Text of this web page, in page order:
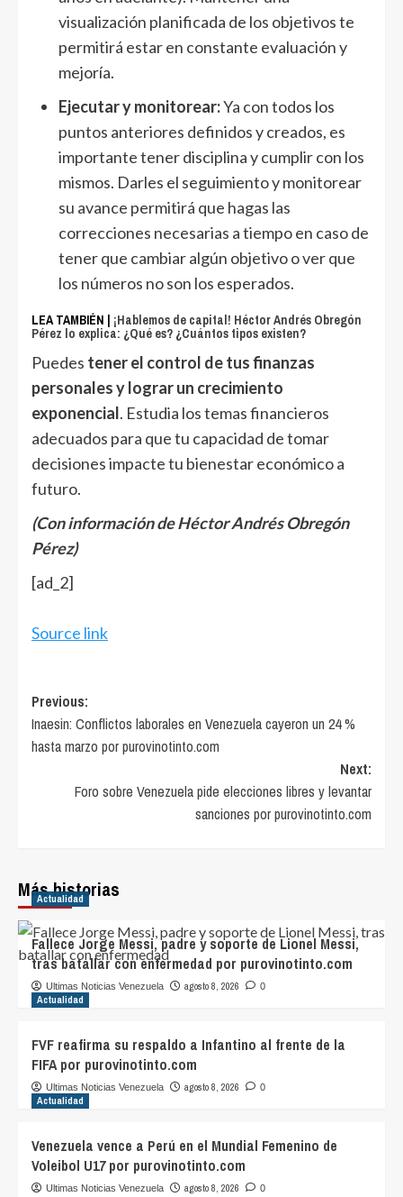
visualización planificada de los objetivos te
permitirá estar en constante evaluación y
mejoría.
Ejecutar y monitorear:Ya con todos los
puntos anteriores definidos y creados, es
importante tener disciplina y cumplir con los
mismos. Darles el seguimiento y monitorear
su avance permitirá que hagas las
correcciones necesarias a tiempo en caso de
tener que cambiar algún objetivo o ver que
los números no son los esperados.
LEA TAMBIÉN | ¡Hablemos de capital! Héctor Andrés Obregón
Pérez lo explica: ¿Qué es? ¿Cuántos tipos existen?
Puedes tener el control de tus finanzas
personales y lograr un crecimiento
exponencial. Estudia los temas financieros
adecuados para que tu capacidad de tomar
decisiones impacte tu bienestar económico a
futuro.
(Con información de Héctor Andrés Obregón
Pérez)
[ad_2]
Source link
Post
navigation
Previous:
Inaesin: Conflictos laborales en Venezuela cayeron un 24 %
hasta marzo por purovinotinto.com
Next:
Foro sobre Venezuela pide elecciones libres y levantar
sanciones por purovinotinto.com
Más historias
Actualidad
Fallece Jorge Messi, padre y soporte de Lionel Messi,
tras batallar con enfermedad por purovinotinto.com
Ultimas Noticias Venezuela agosto 8, 2026 0
Actualidad
FVF reafirma su respaldo a Infantino al frente de la
FIFA por purovinotinto.com
Ultimas Noticias Venezuela agosto 8, 2026 0
Actualidad
Venezuela vence a Perú en el Mundial Femenino de
Voleibol U17 por purovinotinto.com
Ultimas Noticias Venezuela agosto 8, 2026 0